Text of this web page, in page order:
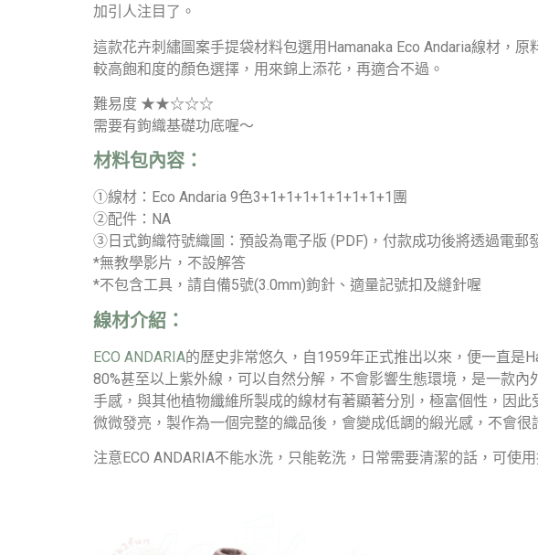
加引人注目了。
這款花卉刺繡圖案手提袋材料包選用Hamanaka Eco Andaria線材，
較高飽和度的顏色選擇，用來錦上添花，再適合不過。
難易度 ★★☆☆☆
需要有鉤織基礎功底喔～
材料包內容：
①線材：Eco Andaria 9色3+1+1+1+1+1+1+1+1團
②配件：NA
③日式鉤織符號織圖：預設為電子版 (PDF)，付款成功後將透過電
*無教學影片，不設解答
*不包含工具，請自備5號(3.0mm)鉤針、適量記號扣及縫針喔
線材介紹：
ECO ANDARIA的歷史非常悠久，自1959年正式推出以來，便一直是
80%甚至以上紫外線，可以自然分解，不會影響生態環境，是一款
手感，與其他植物纖維所製成的線材有著顯著分別，極富個性，因
微微發亮，製作為一個完整的織品後，會變成低調的緞光感，不會很
注意ECO ANDARIA不能水洗，只能乾洗，日常需要清潔的話，可使